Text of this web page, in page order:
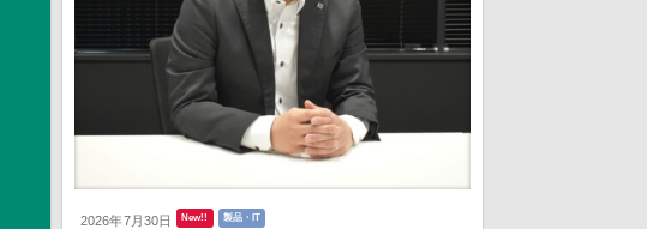
2026年7月30日 New!! 製品・IT